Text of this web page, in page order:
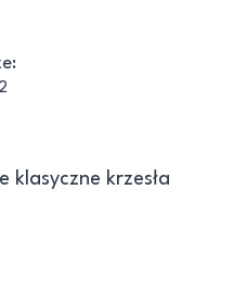
klasyczne krzesła